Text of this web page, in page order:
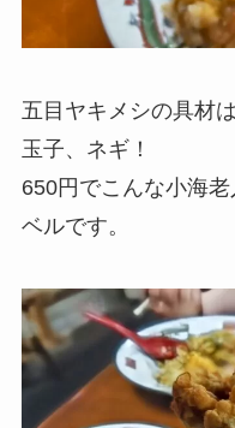
五目ヤキメシの具材
玉子、ネギ！
650円でこんな小海
ベルです。